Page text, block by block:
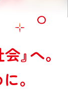
タ選手
選手
輪
会』へ。
に。